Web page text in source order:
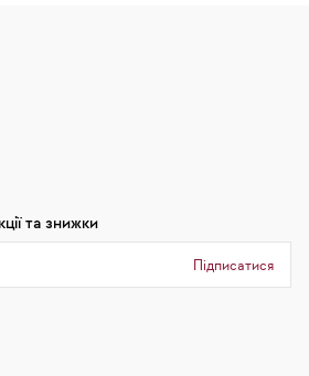
та знижки
Підписатися